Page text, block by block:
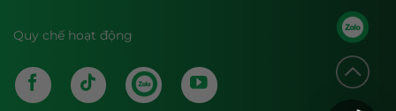
Quy chế hoạt động